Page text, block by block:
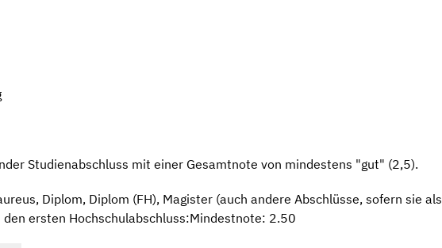
Studienabschluss mit einer Gesamtnote von mindestens "gut" (2,5).
Diplom, Diplom (FH), Magister (auch andere Abschlüsse, sofern sie als
ersten Hochschulabschluss:Mindestnote: 2.50